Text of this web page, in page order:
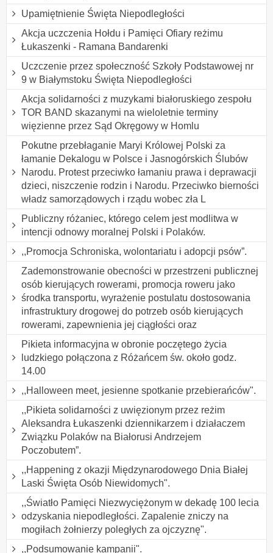
Upamiętnienie Święta Niepodległości
Akcja uczczenia Hołdu i Pamięci Ofiary reżimu
Łukaszenki - Ramana Bandarenki
Uczczenie przez społeczność Szkoły Podstawowej nr
9 w Białymstoku Święta Niepodległości
Akcja solidarności z muzykami białoruskiego zespołu
TOR BAND skazanymi na wieloletnie terminy
więzienne przez Sąd Okręgowy w Homlu
Pokutne przebłaganie Maryi Królowej Polski za
łamanie Dekalogu w Polsce i Jasnogórskich Ślubów
Narodu. Protest przeciwko łamaniu prawa i deprawacji
dzieci, niszczenie rodzin i Narodu. Przeciwko bierności
władz samorządowych i rządu wobec zła L
Publiczny różaniec, którego celem jest modlitwa w
intencji odnowy moralnej Polski i Polaków.
,,Promocja Schroniska, wolontariatu i adopcji psów”.
Zademonstrowanie obecności w przestrzeni publicznej
osób kierujących rowerami, promocja roweru jako
środka transportu, wyrażenie postulatu dostosowania
infrastruktury drogowej do potrzeb osób kierujących
rowerami, zapewnienia jej ciągłości oraz
Pikieta informacyjna w obronie poczętego życia
ludzkiego połączona z Różańcem św. około godz.
14.00
,,Halloween meet, jesienne spotkanie przebierańców".
,,Pikieta solidarności z uwięzionym przez reżim
Aleksandra Łukaszenki dziennikarzem i działaczem
Związku Polaków na Białorusi Andrzejem
Poczobutem”.
,,Happening z okazji Międzynarodowego Dnia Białej
Laski Święta Osób Niewidomych".
,,Światło Pamięci Niezwyciężonym w dekadę 100 lecia
odzyskania niepodległości. Zapalenie zniczy na
mogiłach żołnierzy poległych za ojczyznę".
,,Podsumowanie kampanii".